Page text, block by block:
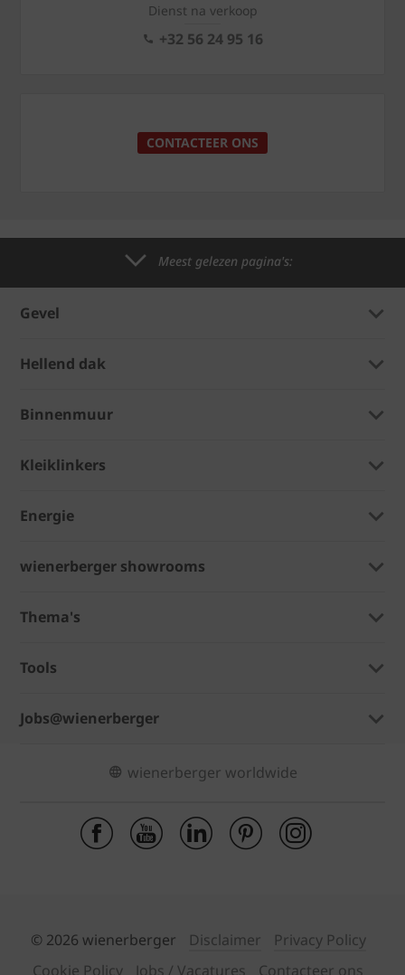
Dienst na verkoop
+32 56 24 95 16
CONTACTEER ONS
Meest gelezen pagina's:
Gevel
Hellend dak
Binnenmuur
Kleiklinkers
Energie
wienerberger showrooms
Thema's
Tools
Jobs@wienerberger
wienerberger worldwide
© 2026 wienerberger Disclaimer
Privacy Policy
Cookie Policy
Jobs / Vacatures Contacteer ons